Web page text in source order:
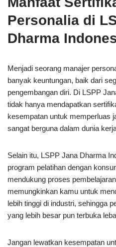
Personalia di
Dharma
Menjadi seorang manajer
banyak keuntungan, baik dari
pengembangan diri. Di LSPP
tidak hanya mendapatkan
kesempatan untuk memperluas
sangat berguna dalam dunia
Selain itu, LSPP Jana Dharma
program pelatihan dengan
mendukung proses
memungkinkan kamu untuk
lebih tinggi di industri, sehingga
yang lebih besar pun terbuka
Jangan lewatkan kesempatan